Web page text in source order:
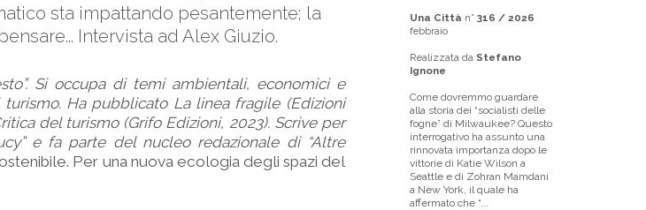
sta impattando pesantemente; la
Intervista ad Alex Giuzio.
Si occupa di temi ambientali, economici e
Ha pubblicato La linea fragile (Edizioni
del turismo (Grifo Edizioni, 2023). Scrive per
e fa parte del nucleo redazionale di “Altre
Per una nuova ecologia degli spazi del
Una Città n° 316 / 2026
febbraio
Realizzata da Stefano
Ignone
Come dovremmo guardare
alla storia dei “socialisti delle
fogne” di Milwaukee? Questo
interrogativo ha assunto una
rinnovata importanza dopo le
vittorie di Katie Wilson a
Seattle e di Zohran Mamdani
a New York, il quale ha
affermato che “...